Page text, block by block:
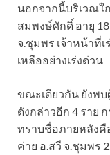
นอกจากนี้บริเวณใ
สมพงษ์ศักดิ์ อายุ
จ.ชุมพร เจ้าหน้าที่
เหลืออย่างเร่งด่วน
ขณะเดียวกัน ยังพ
ดังกล่าวอีก 4 ราย
ทราบชื่อภายหลังคื
ค่าย อ.สวี จ.ชุมพร